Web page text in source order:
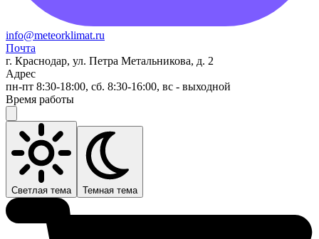
info@meteorklimat.ru
Почта
г. Краснодар, ул. Петра Метальникова, д. 2
Адрес
пн-пт 8:30-18:00, сб. 8:30-16:00, вс - выходной
Время работы
Светлая тема Темная тема